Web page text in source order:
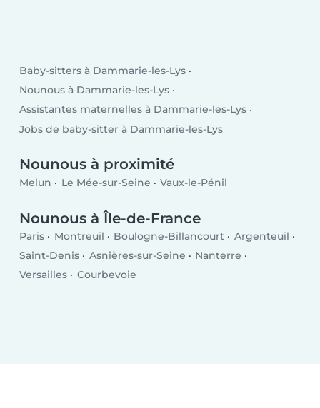
Baby-sitters à Dammarie-les-Lys
Nounous à Dammarie-les-Lys
Assistantes maternelles à Dammarie-les-Lys
Jobs de baby-sitter à Dammarie-les-Lys
Nounous à proximité
Melun Le Mée-sur-Seine Vaux-le-Pénil
Nounous à Île-de-France
Paris Montreuil Boulogne-Billancourt
Argenteuil
Saint-Denis
Asnières-sur-Seine
Nanterre
Versailles
Courbevoie